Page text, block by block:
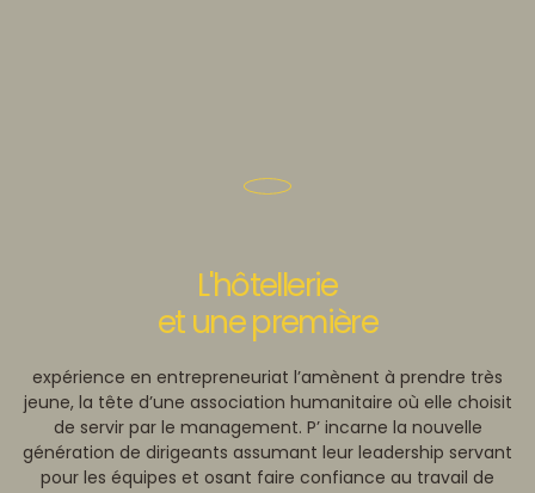
L'hôtellerie
et une première
expérience en entrepreneuriat l’amènent à prendre très
jeune, la tête d’une association humanitaire où elle choisit
de servir par le management. P’ incarne la nouvelle
génération de dirigeants assumant leur leadership servant
pour les équipes et osant faire confiance au travail de